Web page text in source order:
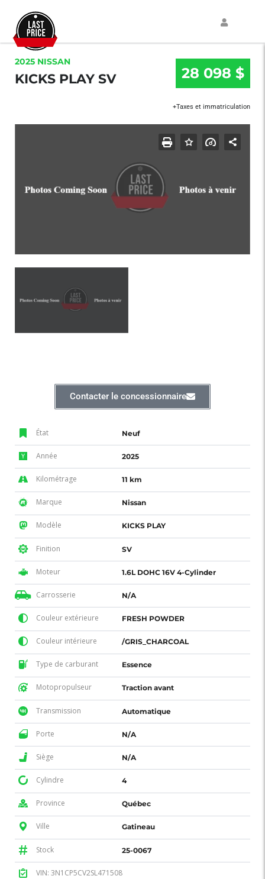
2025 NISSAN
KICKS PLAY SV 28 098 $
+Taxes et immatriculation
Contacter le concessionnaire
État Neuf
Année 2025
Kilométrage 11 km
Marque Nissan
Modèle KICKS PLAY
Finition SV
Moteur 1.6L DOHC 16V 4-Cylinder
Carrosserie N/A
Couleur extérieure FRESH POWDER
Couleur intérieure /GRIS_CHARCOAL
Type de carburant Essence
Motopropulseur Traction avant
Transmission Automatique
Porte N/A
Siège N/A
Cylindre 4
Province Québec
Ville Gatineau
Stock 25-0067
VIN: 3N1CP5CV2SL471508